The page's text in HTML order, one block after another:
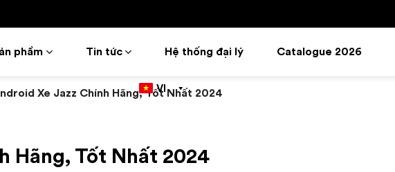
phẩm Tin tức Hệ thống đại lý Catalogue 2026
VI
Xe Jazz Chính Hãng, Tốt Nhất 2024
Hãng, Tốt Nhất 2024